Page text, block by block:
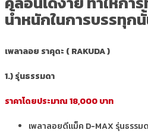
น้ำหนักในการบรรทุก
เพลาลอย ราคุดะ ( RAKUDA )
1.) รุ่นธรรมดา
ราคาโดยประมาณ 18,000 บาท
เพลาลอยดีแม็ค D-MAX รุ่นธรรม